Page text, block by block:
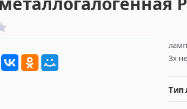
3х
Тип